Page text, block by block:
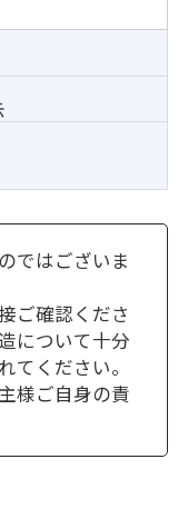
ではございま
ご確認くださ
について十分
てください。
様ご自身の責